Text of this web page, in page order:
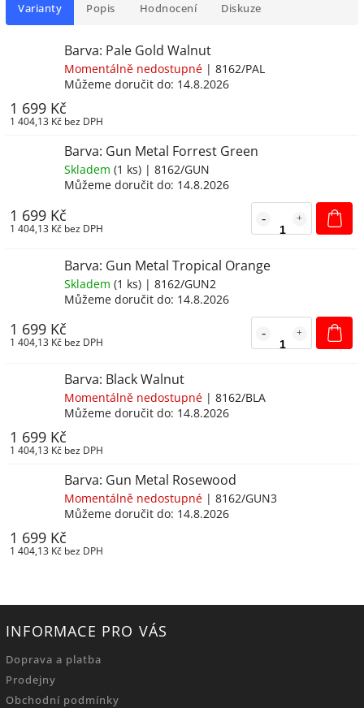
Varianty Popis Hodnocení Diskuze
Barva: Pale Gold Walnut
Momentálně nedostupné | 8162/PAL
Můžeme doručit do: 14.8.2026
1 699 Kč
1 404,13 Kč bez DPH
Barva: Gun Metal Forrest Green
Skladem (1 ks) | 8162/GUN
Můžeme doručit do: 14.8.2026
1 699 Kč
1 404,13 Kč bez DPH
Barva: Gun Metal Tropical Orange
Skladem (1 ks) | 8162/GUN2
Můžeme doručit do: 14.8.2026
1 699 Kč
1 404,13 Kč bez DPH
Barva: Black Walnut
Momentálně nedostupné | 8162/BLA
Můžeme doručit do: 14.8.2026
1 699 Kč
1 404,13 Kč bez DPH
Barva: Gun Metal Rosewood
Momentálně nedostupné | 8162/GUN3
Můžeme doručit do: 14.8.2026
1 699 Kč
1 404,13 Kč bez DPH
INFORMACE PRO VÁS
Doprava a platba
Prodejny
Obchodní podmínky